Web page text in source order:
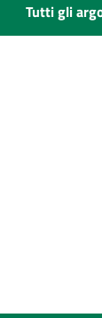
Tutti gli